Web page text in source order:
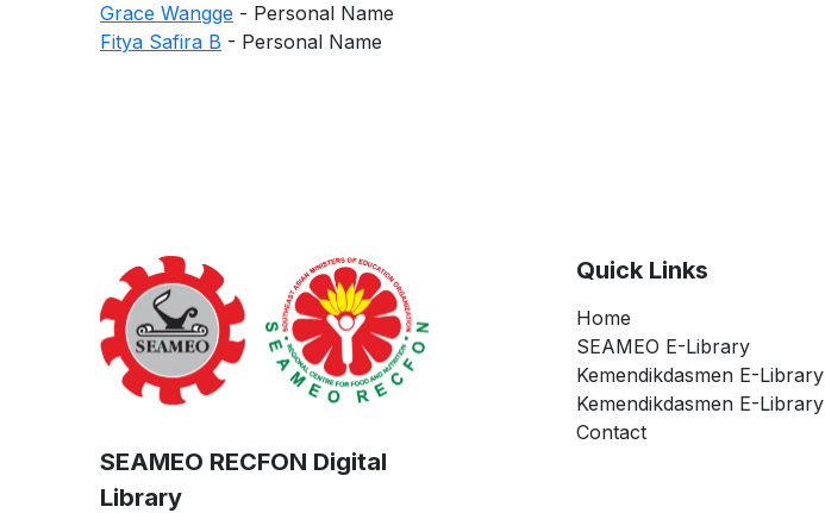
Grace Wangge - Personal Name
Fitya Safira B - Personal Name
SEAMEO RECFON Digital
Library
Quick Links
Home
SEAMEO E-Library
Kemendikdasmen E-Library
Kemendikdasmen E-Library
Contact